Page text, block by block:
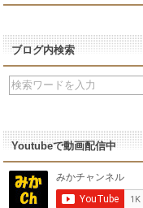
ブログ内検索
Youtubeで動画配信中